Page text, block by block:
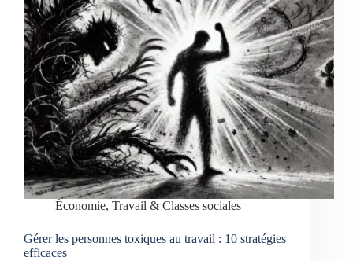
Économie, Travail & Classes sociales
Gérer les personnes toxiques au travail : 10 stratégies
efficaces